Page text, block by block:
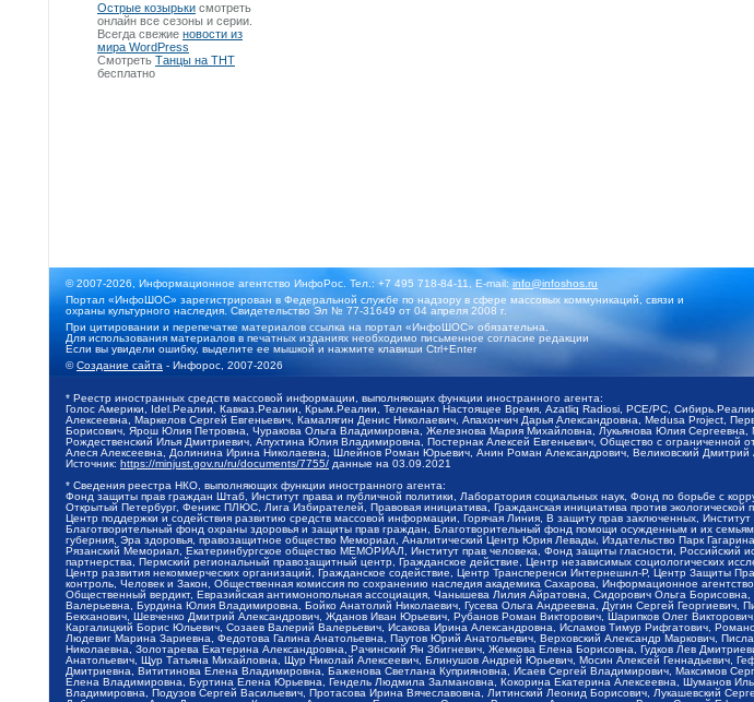
Острые козырьки смотреть
онлайн все сезоны и серии.
Всегда свежие новости из
мира WordPress
Смотреть Танцы на ТНТ
бесплатно
© 2007-2026, Информационное агентство ИнфоРос. Тел.: +7 495 718-84-11, E-mail:info@infoshos.ru
Портал «ИнфоШОС» зарегистрирован в Федеральной службе по надзору в сфере массовых коммуникаций, связи и
охраны культурного наследия. Свидетельство Эл № 77-31649 от 04 апреля 2008 г.
При цитировании и перепечатке материалов ссылка на портал «ИнфоШОС» обязательна.
Для использования материалов в печатных изданиях необходимо письменное согласие редакции
Если вы увидели ошибку, выделите ее мышкой и нажмите клавиши Ctrl+Enter
©Создание сайта - Инфорос, 2007-2026
* Реестр иностранных средств массовой информации, выполняющих функции иностранного агента:
Голос Америки, Idel.Реалии, Кавказ.Реалии, Крым.Реалии, Телеканал Настоящее Время, Azatliq Radiosi, PCE/PC,
Алексеевна, Маркелов Сергей Евгеньевич, Камалягин Денис Николаевич, Апахончич Дарья Александровна, Medusa Project,
Борисович, Ярош Юлия Петровна, Чуракова Ольга Владимировна, Железнова Мария Михайловна, Лукьянова Юлия
Рождественский Илья Дмитриевич, Апухтина Юлия Владимировна, Постернак Алексей Евгеньевич, Общество с
Алеся Алексеевна, Долинина Ирина Николаевна, Шлейнов Роман Юрьевич, Анин Роман Александрович, Великовский
Источник: https://minjust.gov.ru/ru/documents/7755/ данные на 03.09.2021
* Сведения реестра НКО, выполняющих функции иностранного агента:
Фонд защиты прав граждан Штаб, Институт права и публичной политики, Лаборатория социальных наук, Фонд по борьбе с
Открытый Петербург, Феникс ПЛЮС, Лига Избирателей, Правовая инициатива, Гражданская инициатива против
Центр поддержки и содействия развитию средств массовой информации, Горячая Линия, В защиту прав заключенных,
Благотворительный фонд охраны здоровья и защиты прав граждан, Благотворительный фонд помощи осужденным и их
губерния, Эра здоровья, правозащитное общество Мемориал, Аналитический Центр Юрия Левады, Издательство Парк
Рязанский Мемориал, Екатеринбургское общество МЕМОРИАЛ, Институт прав человека, Фонд защиты гласности, Российский
партнерства, Пермский региональный правозащитный центр, Гражданское действие, Центр независимых
Центр развития некоммерческих организаций, Гражданское содействие, Центр Трансперенси Интернешнл-Р, Центр Защиты
контроль, Человек и Закон, Общественная комиссия по сохранению наследия академика Сахарова, Информационное
Общественный вердикт, Евразийская антимонопольная ассоциация, Чанышева Лилия Айратовна, Сидорович Ольга
Валерьевна, Бурдина Юлия Владимировна, Бойко Анатолий Николаевич, Гусева Ольга Андреевна, Дугин Сергей
Бекханович, Шевченко Дмитрий Александрович, Жданов Иван Юрьевич, Рубанов Роман Викторович, Шарипков Олег
Каргалицкий Борис Юльевич, Созаев Валерий Валерьевич, Исакова Ирина Александровна, Исламов Тимур Рифгатович,
Людевиг Марина Зариевна, Федотова Галина Анатольевна, Паутов Юрий Анатольевич, Верховский Александр Маркович,
Николаевна, Золотарева Екатерина Александровна, Рачинский Ян Збигневич, Жемкова Елена Борисовна, Гудков Лев
Анатольевич, Щур Татьяна Михайловна, Щур Николай Алексеевич, Блинушов Андрей Юрьевич, Мосин Алексей Геннадьевич,
Дмитриевна, Вититинова Елена Владимировна, Баженова Светлана Куприяновна, Исаев Сергей Владимирович, Максимов
Елена Владимировна, Буртина Елена Юрьевна, Гендель Людмила Залмановна, Кокорина Екатерина Алексеевна, Шуманов
Владимировна, Подузов Сергей Васильевич, Протасова Ирина Вячеславовна, Литинский Леонид Борисович, Лукашевский